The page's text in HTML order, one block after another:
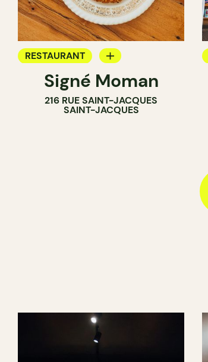
RESTAURANT
CAFÉSigné Moman
216 RUE SAINT-JACQUES
SAINT-JACQUES